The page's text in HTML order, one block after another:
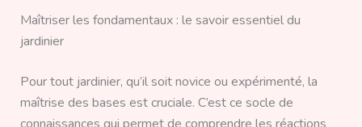
Maîtriser les fondamentaux : le savoir essentiel du
jardinier
Pour tout jardinier, qu’il soit novice ou expérimenté, la
maîtrise des bases est cruciale. C’est ce socle de
connaissances qui permet de comprendre les réactions